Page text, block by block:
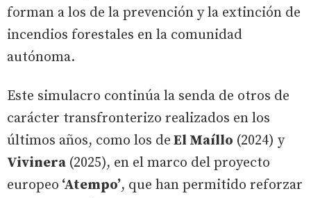
forman a los de la prevención y la extinción de
incendios forestales en la comunidad
autónoma.
Este simulacro continúa la senda de otros de
carácter transfronterizo realizados en los
últimos años, como los de El Maíllo (2024) y
Vivinera (2025), en el marco del proyecto
europeo ‘Atempo’, que han permitido reforzar